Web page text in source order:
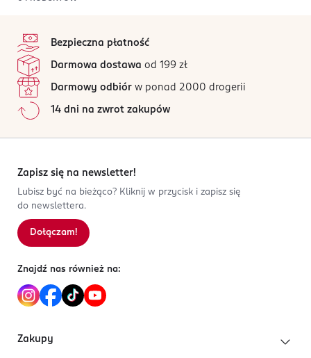
Bezpieczna płatność
Darmowa dostawa od 199 zł
Darmowy odbiór w ponad 2000 drogerii
14 dni na zwrot zakupów
Zapisz się na newsletter!
Lubisz być na bieżąco? Kliknij w przycisk i zapisz się
do newslettera.
Dołączam!
Znajdź nas również na:
Zakupy